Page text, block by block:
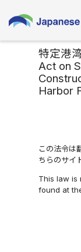
特定港
Act on
Harbor
この法令は
ちらのサイ
This law is
found at